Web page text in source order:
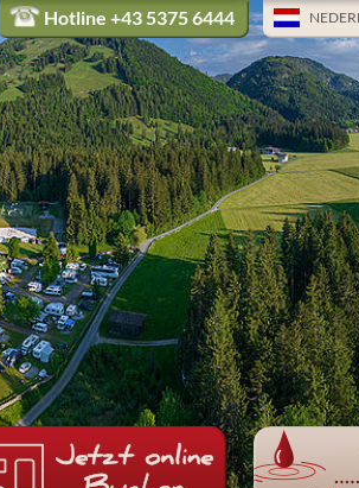
Hotline +43 5375 6444